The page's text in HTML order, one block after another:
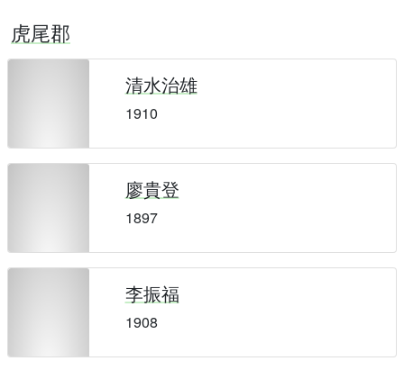
虎尾郡
清水治雄
1910
廖貴登
1897
李振福
1908